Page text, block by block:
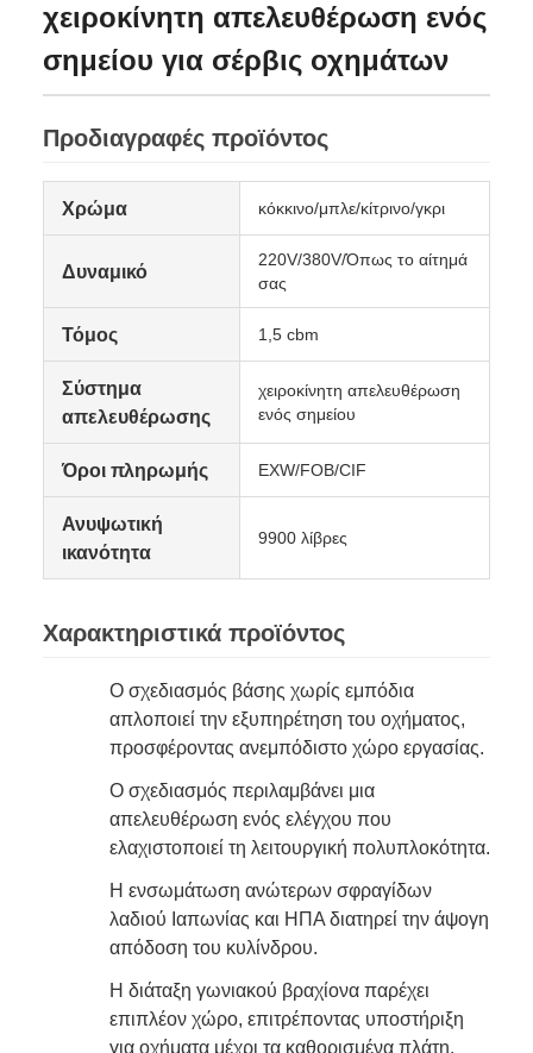
χειροκίνητη απελευθέρωση ενός
σημείου για σέρβις οχημάτων
Προδιαγραφές προϊόντος
Χρώμα κόκκινο/μπλε/κίτρινο/γκρι
Δυναμικό
220V/380V/Όπως το αίτημά
σας
Τόμος 1,5 cbm
Σύστημα
απελευθέρωσης
χειροκίνητη απελευθέρωση
ενός σημείου
Όροι πληρωμής EXW/FOB/CIF
Ανυψωτική
ικανότητα
9900 λίβρες
Χαρακτηριστικά προϊόντος
Ο σχεδιασμός βάσης χωρίς εμπόδια
απλοποιεί την εξυπηρέτηση του οχήματος,
προσφέροντας ανεμπόδιστο χώρο εργασίας.
Ο σχεδιασμός περιλαμβάνει μια
απελευθέρωση ενός ελέγχου που
ελαχιστοποιεί τη λειτουργική πολυπλοκότητα.
Η ενσωμάτωση ανώτερων σφραγίδων
λαδιού Ιαπωνίας και ΗΠΑ διατηρεί την άψογη
απόδοση του κυλίνδρου.
Η διάταξη γωνιακού βραχίονα παρέχει
επιπλέον χώρο, επιτρέποντας υποστήριξη
για οχήματα μέχρι τα καθορισμένα πλάτη.